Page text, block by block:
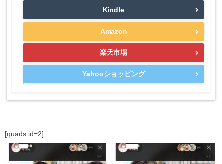
Kindle
Amazon
楽天市場
Yahooショッピング
[quads id=2]